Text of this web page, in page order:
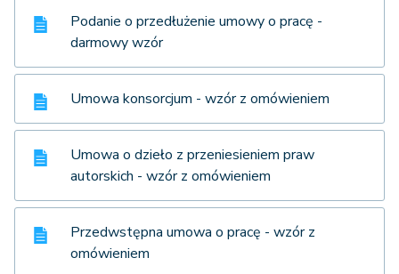
Podanie o przedłużenie umowy o pracę -
darmowy wzór
Umowa konsorcjum - wzór z omówieniem
Umowa o dzieło z przeniesieniem praw
autorskich - wzór z omówieniem
Przedwstępna umowa o pracę - wzór z
omówieniem